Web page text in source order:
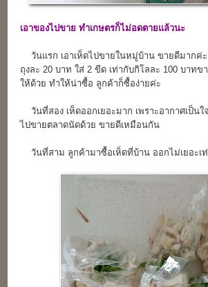
เอาของไปขายทำเกษตรก็ไม่อดตายแล้วนะ
วันแรก เอาเห็ดไปขายในหมู่บ้าน ขายดีมากค่ะ
ถุงละ 20 บาท ใส่ 2 ขีด เท่ากับกิโลละ 100 บาทข
ให้ด้วย ทำให้น่าซื้อ ลูกค้าก็ซื้อง่ายค่ะ
วันที่สอง เห็ดออกเยอะมาก เพราะอากาศเป็นใ
ไปขายตลาดนัดด้วย ขายดีเหมือนกัน
วันที่สาม ลูกค้ามาซื้อเห็ดที่บ้าน ออกไม่เยอะเท่